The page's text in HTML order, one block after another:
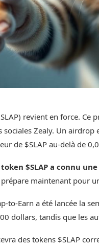
revient en force. Ce
sociales Zealy. Un airdrop
de $SLAP au-delà de
token $SLAP a connu
maintenant pour
to-Earn a été lancée la
dollars, tandis que les
des tokens $SLAP